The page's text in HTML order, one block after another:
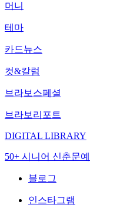
머니
테마
카드뉴스
컷&칼럼
브라보스페셜
브라보리포트
DIGITAL LIBRARY
50+ 시니어 신춘문예
블로그
인스타그램